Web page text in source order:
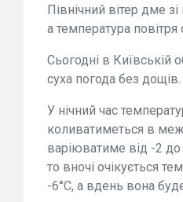
Північний вітер дме
а температура повітря
Сьогодні в Київській
суха погода без дощів.
У нічний час
коливатиметься в
варіюватиме від -2
то вночі очікується
-6°С, а вдень вона